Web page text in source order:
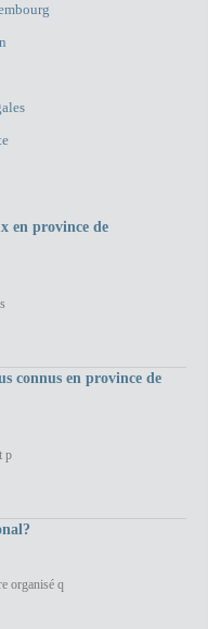
en province de
connus en province de
p
organisé q